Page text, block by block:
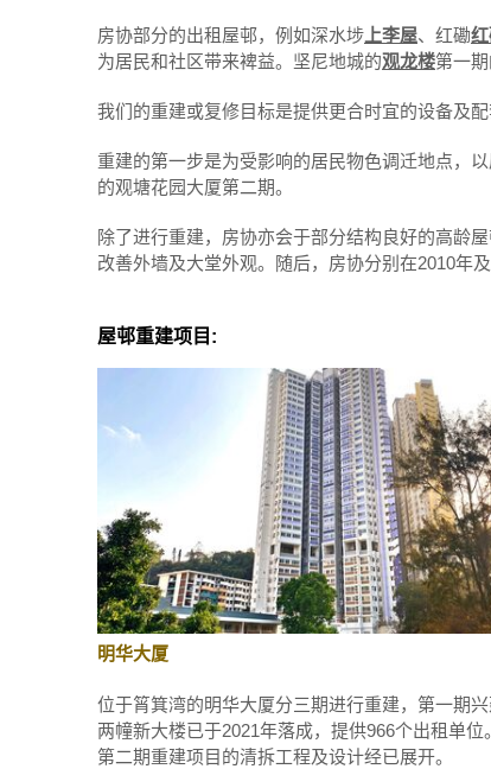
房协部分的出租屋邨，例如深水埗 上李屋、红磡
为居民和社区带来裨益。坚尼地城的观龙楼第一
我们的重建或复修目标是提供更合时宜的设备及
重建的第一步是为受影响的居民物色调迁地点，
的观塘花园大厦第二期。
除了进行重建，房协亦会于部分结构良好的高龄
改善外墙及大堂外观。随后，房协分别在2010年
项目一览
屋邨重建项目:
明华大厦
位于筲箕湾的明华大厦分三期进行重建，第一期
两幢新大楼已于2021年落成，提供966个出租单位
第二期重建项目的清拆工程及设计经已展开。